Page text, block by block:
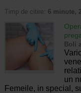
Timp de citire: 6 minute,
Boli
un
Femeile, in special,